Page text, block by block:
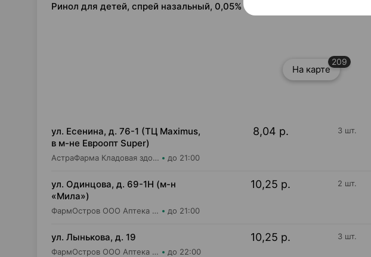
Ринол для детей, спрей назальный, 0,05% 15 мл ×1, Фармлэнд Беларусь
На карте
209
ул. Есенина, д. 76-1 (ТЦ Maximus,
в м-не Евроопт Super)
АстраФарма Кладовая здоровья ООО Аптека №9 до 21:00
8,04 р. 3 шт.
ул. Одинцова, д. 69-1Н (м-н
«Мила»)
ФармОстров ООО Аптека №16 на Одинцова до 21:00
10,25 р. 2 шт.
ул. Лынькова, д. 19
ФармОстров ООО Аптека №7 на Лынькова до 22:00
10,25 р. 3 шт.